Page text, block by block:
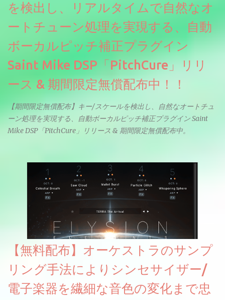
を検出し、リアルタイムで自然なオ
ートチューン処理を実現する、自動
ボーカルピッチ補正プラグイン
Saint Mike DSP「PitchCure」リリ
ース & 期間限定無償配布中！！
【期間限定無償配布】キー/スケールを検出し、自然なオートチュ
ーン処理を実現する、自動ボーカルピッチ補正プラグイン Saint
Mike DSP「PitchCure」リリース & 期間限定無償配布中。
【無料配布】オーケストラのサンプ
リング手法によりシンセサイザー/
電子楽器を繊細な音色の変化まで忠